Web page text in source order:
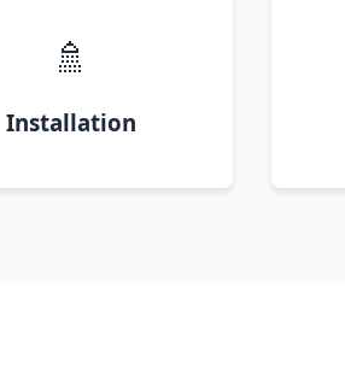
🚿
Installation